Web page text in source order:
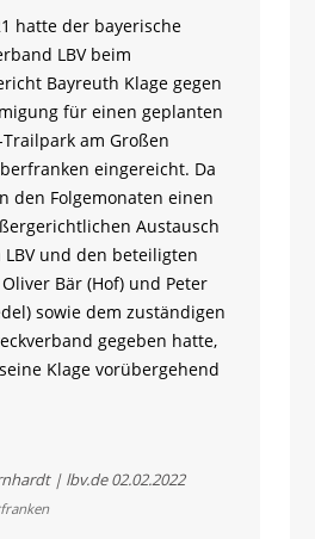
hatte der bayerische
LBV beim
Bayreuth Klage gegen
für einen geplanten
am Großen
eingereicht. Da
den Folgemonaten einen
Austausch
und den beteiligten
Bär (Hof) und Peter
sowie dem zuständigen
gegeben hatte,
Klage vorübergehend
| lbv.de02.02.2022